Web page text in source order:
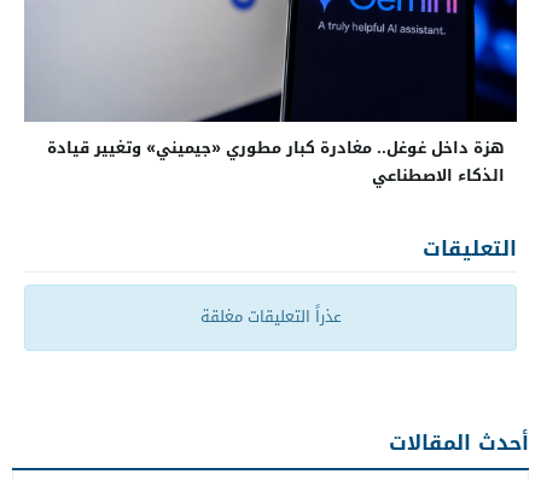
هزة داخل غوغل.. مغادرة كبار مطوري «جيميني» وتغيير قيادة
الذكاء الاصطناعي
التعليقات
عذراً التعليقات مغلقة
أحدث المقالات